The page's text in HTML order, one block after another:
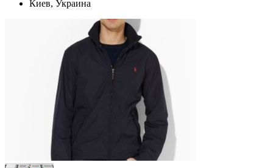
Киев, Украина